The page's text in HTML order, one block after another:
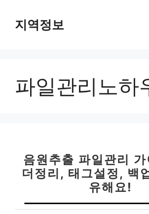
지역정보
파일관리노하
음원추출 파일관리
더정리, 태그설정, 백
유해요!